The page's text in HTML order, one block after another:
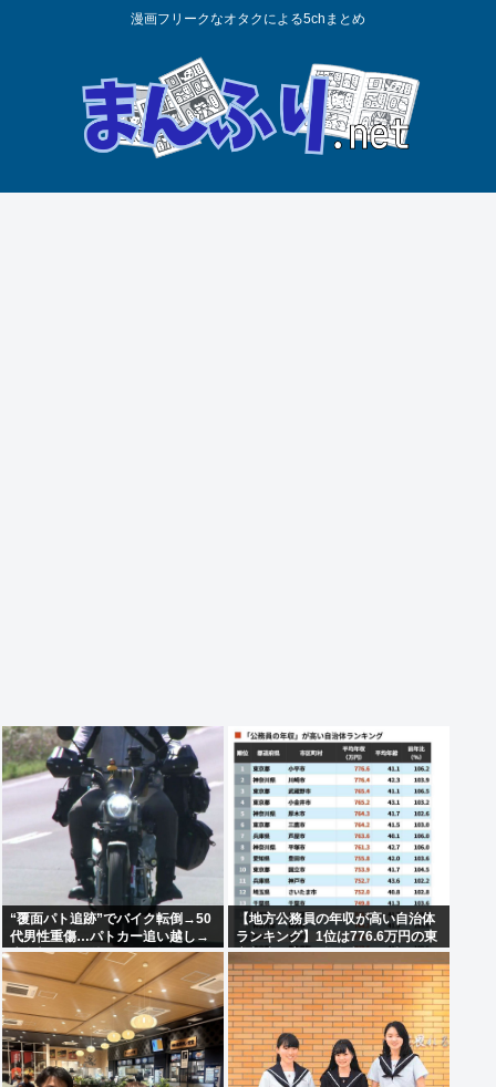
漫画フリークなオタクによる5chまとめ
“覆面パト追跡”でバイク転倒→50
代男性重傷…パトカー追い越し→
赤色灯つけた後まもなく転倒
【地方公務員の年収が高い自治体
ランキング】1位は776.6万円の東
京都小平市 (平均年齢41.1歳）、2
位は神奈川県川崎市の776.4万
円、3位は東京都武蔵野市の765.4
万円